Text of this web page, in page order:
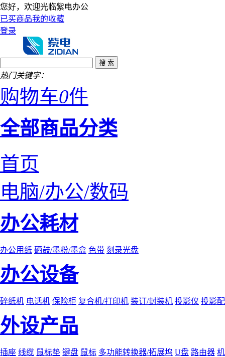
您好，欢迎光临紫电办公
已买商品我的收藏
登录
热门关键字：
购物车0件
全部商品分类
首页
电脑/办公/数码
办公耗材
办公用纸 硒鼓/墨粉/墨盒 色带 刻录光盘
办公设备
碎纸机 电话机 保险柜 复合机/打印机 装订/封装机 投影仪 投影
外设产品
插座 线缆 鼠标垫 键盘 鼠标 多功能转换器/拓展坞 U盘 路由器